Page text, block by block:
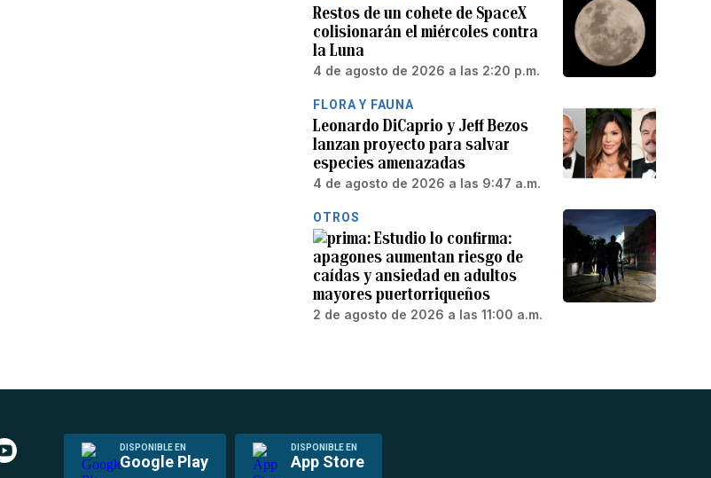
Restos de un cohete de SpaceX
colisionarán el miércoles contra
la Luna
4 de agosto de 2026 a las 2:20 p.m.
FLORA Y FAUNA
Leonardo DiCaprio y Jeff Bezos
lanzan proyecto para salvar
especies amenazadas
4 de agosto de 2026 a las 9:47 a.m.
OTROS
Estudio lo confirma:
apagones aumentan riesgo de
caídas y ansiedad en adultos
mayores puertorriqueños
2 de agosto de 2026 a las 11:00 a.m.
DISPONIBLE EN
Google Play
DISPONIBLE EN
App Store